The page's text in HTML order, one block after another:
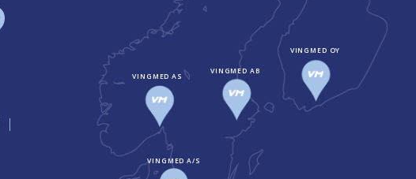
VINGMED A/S
VINGMED AS
VINGMED AB
VINGMED OY